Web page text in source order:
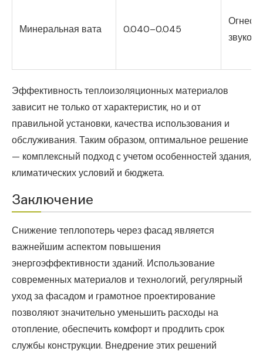
Минеральная вата 0.040–0.045
Эффективность теплоизоляционных материалов
зависит не только от характеристик, но и от
правильной установки, качества использования и
обслуживания. Таким образом, оптимальное решение
— комплексный подход с учетом особенностей здания,
климатических условий и бюджета.
Заключение
Снижение теплопотерь через фасад является
важнейшим аспектом повышения
энергоэффективности зданий. Использование
современных материалов и технологий, регулярный
уход за фасадом и грамотное проектирование
позволяют значительно уменьшить расходы на
отопление, обеспечить комфорт и продлить срок
службы конструкции. Внедрение этих решений